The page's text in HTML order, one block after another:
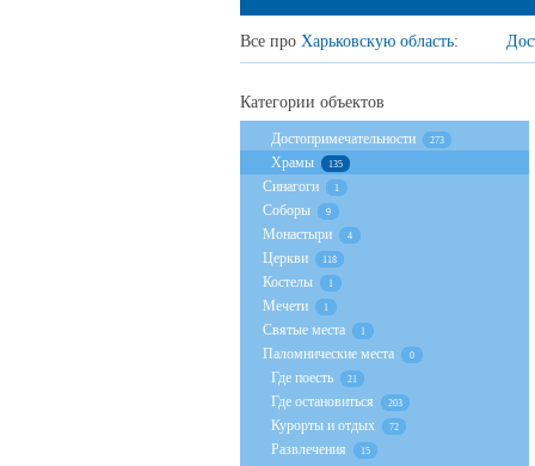
Все про Харьковскую область:
Категории объектов
Достопримечательности 273
Храмы 135
Cинагоги 1
Соборы 9
Монастыри 4
Церкви 118
Костелы 1
Мечети 1
Святые места 1
Паломнические места 0
Где поесть 21
Где остановиться 203
Курорты и отдых 72
Развлечения 15